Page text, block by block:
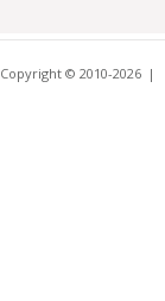
Copyright © 2010-2026